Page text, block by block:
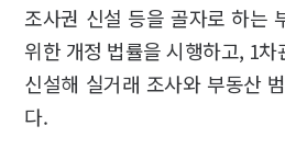
조사권 신설 등을 골자로 하는
위한 개정 법률을 시행하고, 1
신설해 실거래 조사와 부동산
다.